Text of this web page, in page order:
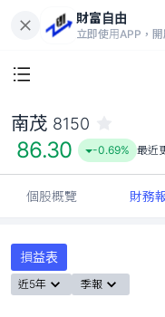
財富自由
立即使用APP，
南茂 8150
86.30 -0.69% 最近
個股概覽 財務
損益表
近5年 季報